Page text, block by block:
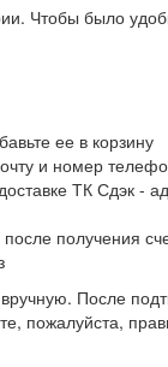
Чтобы было
ее в корзину
и номер
ТК Сдэк -
получения
После
пожалуйста,